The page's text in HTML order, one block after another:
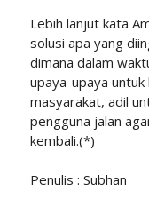
Lebih lanjut kata
solusi apa yang
dimana dalam
upaya-upaya
masyarakat, adil
pengguna jalan
kembali.(*)
Penulis : Subhan